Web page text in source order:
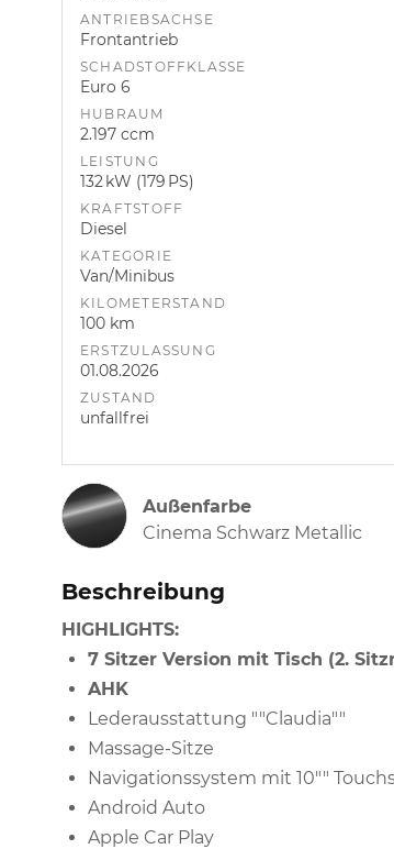
ANTRIEBSACHSE
Frontantrieb
SCHADSTOFFKLASSE
Euro 6
HUBRAUM
2.197 ccm
LEISTUNG
132 kW (179 PS)
KRAFTSTOFF
Diesel
KATEGORIE
Van/Minibus
KILOMETERSTAND
100 km
ERSTZULASSUNG
01.08.2026
ZUSTAND
unfallfrei
Außenfarbe
Cinema Schwarz Metallic
Beschreibung
HIGHLIGHTS:
7 Sitzer Version mit Tisch (2.
AHK
Lederausstattung ""Claudia""
Massage-Sitze
Navigationssystem mit 10""
Android Auto
Apple Car Play